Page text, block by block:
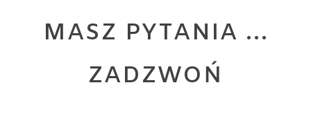
MASZ PYTANIA ...
ZADZWOŃ